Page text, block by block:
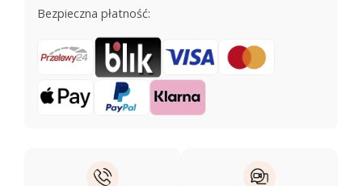
Bezpieczna płatność: